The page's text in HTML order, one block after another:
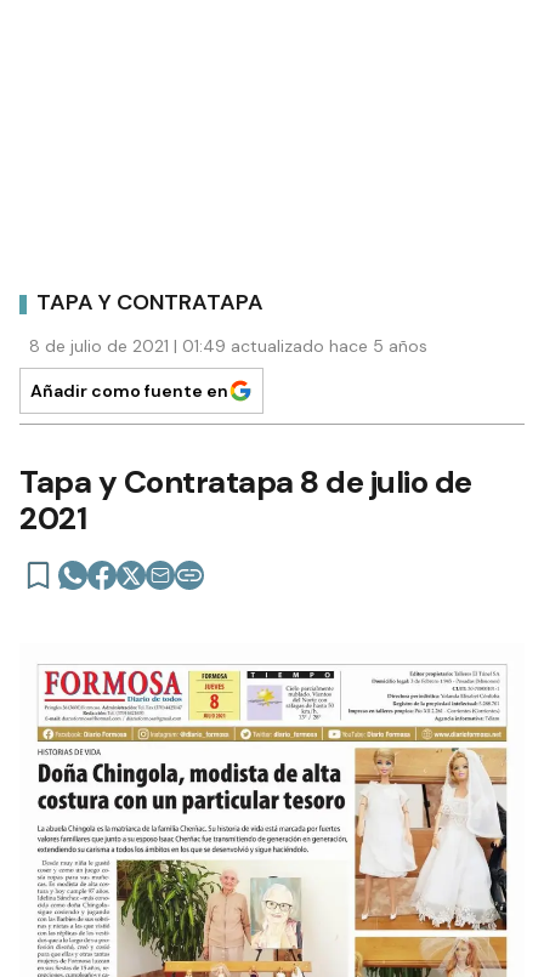
TAPA Y CONTRATAPA
8 de julio de 2021 | 01:49 actualizado hace 5 años
Añadir como fuente en
Tapa y Contratapa 8 de julio de
2021